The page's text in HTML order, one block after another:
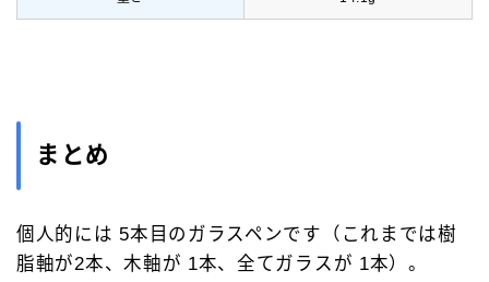
まとめ
個人的には 5本目のガラスペンです（これまでは樹
脂軸が2本、木軸が 1本、全てガラスが 1本）。